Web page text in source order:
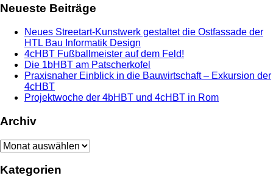
Neueste Beiträge
Neues Streetart-Kunstwerk gestaltet die Ostfassade der
HTL Bau Informatik Design
4cHBT Fußballmeister auf dem Feld!
Die 1bHBT am Patscherkofel
Praxisnaher Einblick in die Bauwirtschaft – Exkursion der
4cHBT
Projektwoche der 4bHBT und 4cHBT in Rom
Archiv
Archiv
Kategorien